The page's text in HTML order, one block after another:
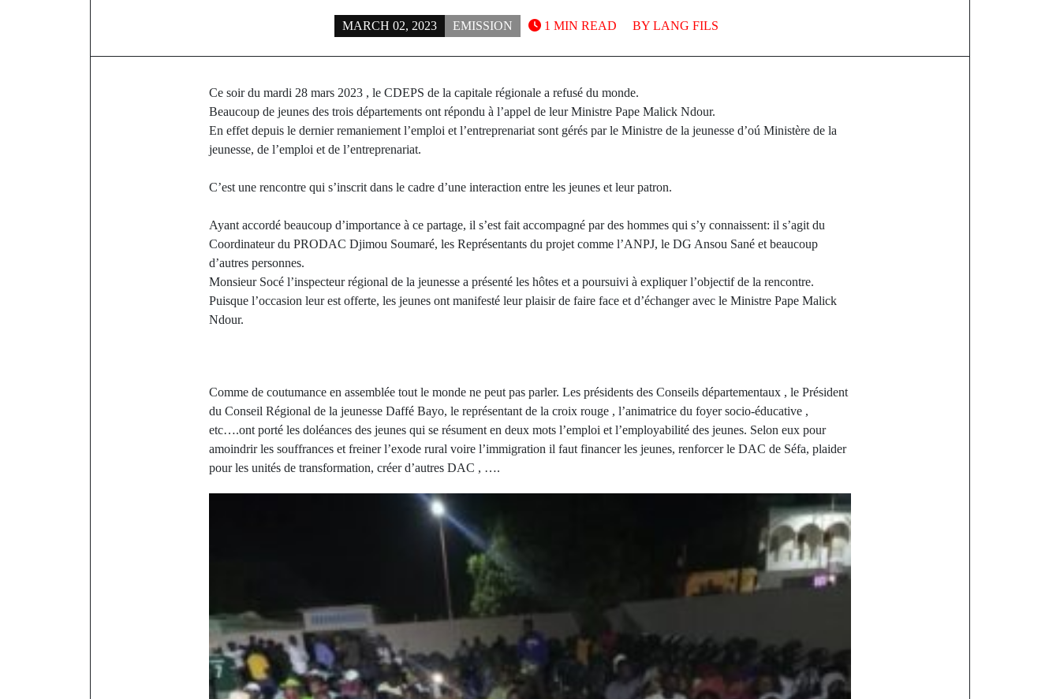
MARCH 02, 2023 EMISSION BY LANG FILS
1 MIN READ
Ce soir du mardi 28 mars 2023 , le CDEPS de la capitale régionale a refusé du monde.
Beaucoup de jeunes des trois départements ont répondu à l’appel de leur Ministre Pape Malick Ndour.
En effet depuis le dernier remaniement l’emploi et l’entreprenariat sont gérés par le Ministre de la jeunesse d’oú Ministère de la
jeunesse, de l’emploi et de l’entreprenariat.
C’est une rencontre qui s’inscrit dans le cadre d’une interaction entre les jeunes et leur patron.
Ayant accordé beaucoup d’importance à ce partage, il s’est fait accompagné par des hommes qui s’y connaissent: il s’agit du
Coordinateur du PRODAC Djimou Soumaré, les Représentants du projet comme l’ANPJ, le DG Ansou Sané et beaucoup
d’autres personnes.
Monsieur Socé l’inspecteur régional de la jeunesse a présenté les hôtes et a poursuivi à expliquer l’objectif de la rencontre.
Puisque l’occasion leur est offerte, les jeunes ont manifesté leur plaisir de faire face et d’échanger avec le Ministre Pape Malick
Ndour.
Comme de coutumance en assemblée tout le monde ne peut pas parler. Les présidents des Conseils départementaux , le Président
du Conseil Régional de la jeunesse Daffé Bayo, le représentant de la croix rouge , l’animatrice du foyer socio-éducative ,
etc….ont porté les doléances des jeunes qui se résument en deux mots l’emploi et l’employabilité des jeunes. Selon eux pour
amoindrir les souffrances et freiner l’exode rural voire l’immigration il faut financer les jeunes, renforcer le DAC de Séfa, plaider
pour les unités de transformation, créer d’autres DAC , ….